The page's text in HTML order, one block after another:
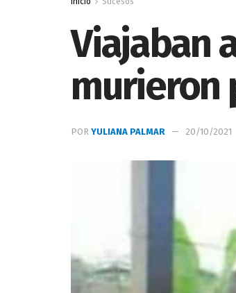
Viajaban
murieron
POR YULIANA PALMAR 20/10/2021